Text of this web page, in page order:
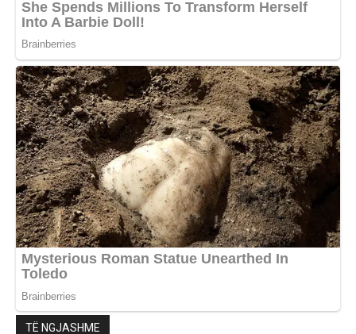
TË NGJASHME